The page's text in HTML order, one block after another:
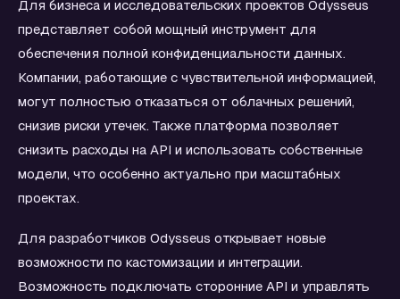
Для бизнеса и исследовательских проектов Odysseus
представляет собой мощный инструмент для
обеспечения полной конфиденциальности данных.
Компании, работающие с чувствительной информацией,
могут полностью отказаться от облачных решений,
снизив риски утечек. Также платформа позволяет
снизить расходы на API и использовать собственные
модели, что особенно актуально при масштабных
проектах.
Для разработчиков Odysseus открывает новые
возможности по кастомизации и интеграции.
Возможность подключать сторонние API и управлять